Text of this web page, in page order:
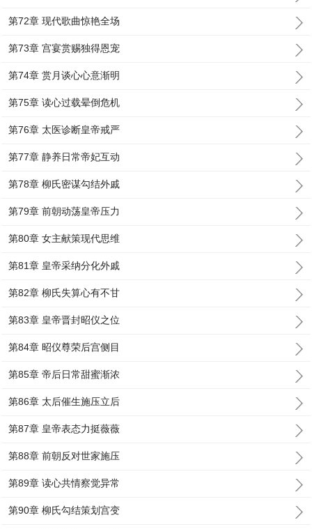
第72章 现代歌曲惊艳全场
第73章 宫宴赏赐独得恩宠
第74章 赏月谈心心意渐明
第75章 读心过载晕倒危机
第76章 太医诊断皇帝戒严
第77章 静养日常帝妃互动
第78章 柳氏密谋勾结外戚
第79章 前朝动荡皇帝压力
第80章 女主献策现代思维
第81章 皇帝采纳分化外戚
第82章 柳氏失算心有不甘
第83章 皇帝晋封昭仪之位
第84章 昭仪尊荣后宫侧目
第85章 帝后日常甜蜜渐浓
第86章 太后催生施压立后
第87章 皇帝表态力挺薇薇
第88章 前朝反对世家施压
第89章 读心共情察觉异常
第90章 柳氏勾结策划宫变